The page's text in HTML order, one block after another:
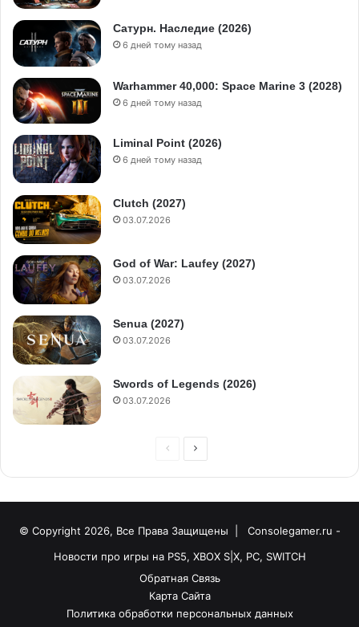
Сатурн. Наследие (2026)
6 дней тому назад
Warhammer 40,000: Space Marine 3 (2028)
6 дней тому назад
Liminal Point (2026)
6 дней тому назад
Clutch (2027)
03.07.2026
God of War: Laufey (2027)
03.07.2026
Senua (2027)
03.07.2026
Swords of Legends (2026)
03.07.2026
© Copyright 2026, Все Права Защищены |
Consolegamer.ru -
Новости про игры на PS5, XBOX S|X, PC, SWITCH
Обратная Связь
Карта Сайта
Политика обработки персональных данных